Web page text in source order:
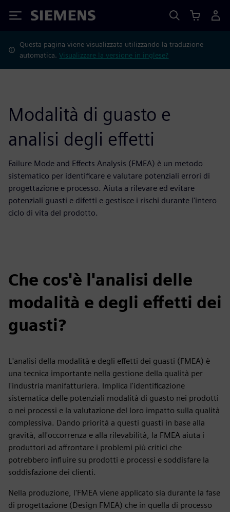
Siemens
Questa pagina viene visualizzata utilizzando la traduzione
automatica.Visualizzare la versione in inglese?
Modalità di guasto e
analisi degli effetti
Failure Mode and Effects Analysis (FMEA) è un metodo
sistematico per identificare e valutare potenziali errori di
progettazione e processo. Aiuta a rilevare ed evitare
potenziali guasti e difetti e gestisce i rischi durante l'intero
ciclo di vita del prodotto.
Che cos'è l'analisi delle
modalità e degli effetti dei
guasti?
L'analisi della modalità e degli effetti dei guasti (FMEA) è
una tecnica importante nella gestione della qualità per
l'industria manifatturiera. Implica l'identificazione
sistematica delle potenziali modalità di guasto nei prodotti
o nei processi e la valutazione del loro impatto sulla qualità
complessiva. Dando priorità a questi guasti in base alla
gravità, all'occorrenza e alla rilevabilità, la FMEA aiuta i
produttori ad affrontare i problemi più critici che
potrebbero influire su prodotti e processi e soddisfare la
soddisfazione dei clienti.
Nella produzione, l'FMEA viene applicato sia durante la fase
di progettazione (Design FMEA) che in quella di processo